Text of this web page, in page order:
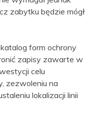
zabytku będzie mógł
form ochrony
zapisy zawarte w
celu
zezwoleniu na
lokalizacji linii